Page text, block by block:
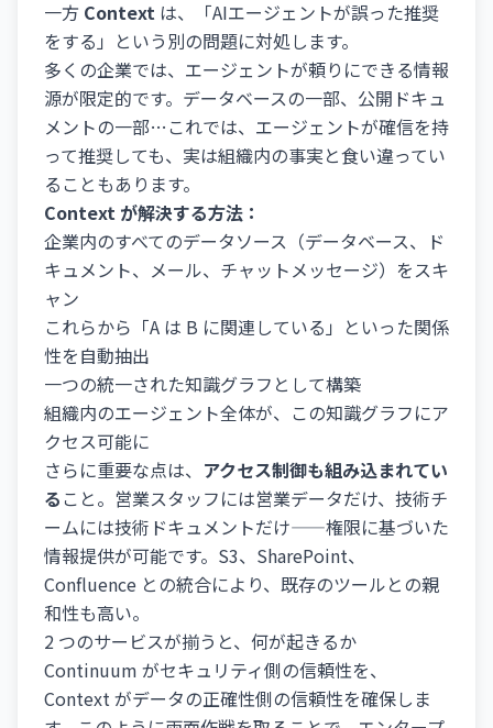
一方 Context は、「AIエージェントが誤った推奨
をする」という別の問題に対処します。
多くの企業では、エージェントが頼りにできる情報
源が限定的です。データベースの一部、公開ドキュ
メントの一部…これでは、エージェントが確信を持
って推奨しても、実は組織内の事実と食い違ってい
ることもあります。
Context が解決する方法：
企業内のすべてのデータソース（データベース、ド
キュメント、メール、チャットメッセージ）をスキ
ャン
これらから「A は B に関連している」といった関係
性を自動抽出
一つの統一された知識グラフとして構築
組織内のエージェント全体が、この知識グラフにア
クセス可能に
さらに重要な点は、 アクセス制御も組み込まれてい
る こと。営業スタッフには営業データだけ、技術チ
ームには技術ドキュメントだけ——権限に基づいた
情報提供が可能です。S3、SharePoint、
Confluence との統合により、既存のツールとの親
和性も高い。
2 つのサービスが揃うと、何が起きるか
Continuum がセキュリティ側の信頼性を、
Context がデータの正確性側の信頼性を確保しま